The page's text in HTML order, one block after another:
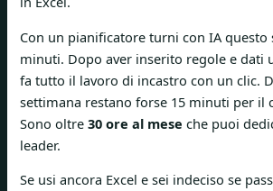
Con un pianificatore turni con IA questo
minuti. Dopo aver inserito regole e dati
fa tutto il lavoro di incastro con un clic.
settimana restano forse 15 minuti per il
Sono oltre 30 ore al mese che puoi
leader.
Se usi ancora Excel e sei indeciso se